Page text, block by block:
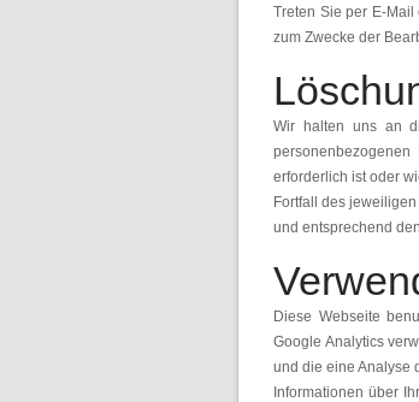
Treten Sie per E-
zum Zwecke der
Wir halten uns an
erforderlich ist oder
Fortfall des
und entsprechend
Diese Webseite
Google Analytics
und die eine Analyse
Informationen über